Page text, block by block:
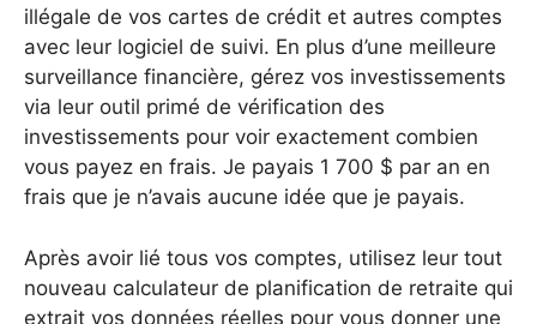
illégale de vos cartes de crédit et autres comptes
avec leur logiciel de suivi. En plus d’une meilleure
surveillance financière, gérez vos investissements
via leur outil primé de vérification des
investissements pour voir exactement combien
vous payez en frais. Je payais 1 700 $ par an en
frais que je n’avais aucune idée que je payais.
Après avoir lié tous vos comptes, utilisez leur tout
nouveau calculateur de planification de retraite qui
extrait vos données réelles pour vous donner une